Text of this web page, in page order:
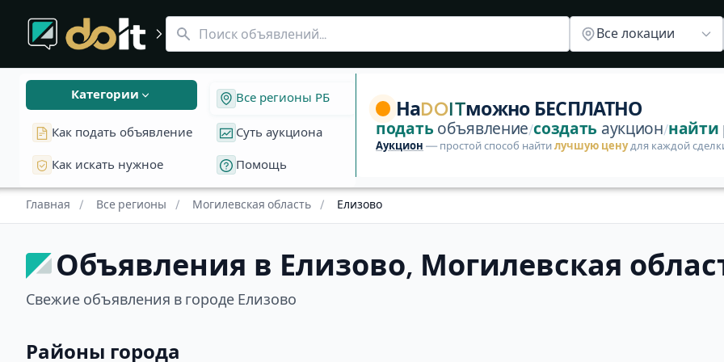
Бесплатные объявления и аукционы в Елизово, Могилевская область. Товары, услуги и работа на DoIt.
Все локации
Категории Все регионы РБ
Как подать объявление Суть аукциона
Как искать нужное Помощь
НаDOITможно БЕСПЛАТНО
подать объявление/создать аукцион/найти
Аукцион — простой способ найти лучшую ценудля каждой
Главная / Все регионы / Могилевская область / Елизово
Объявления в Елизово, Могилевская
Свежие объявления в городе Елизово
Районы города